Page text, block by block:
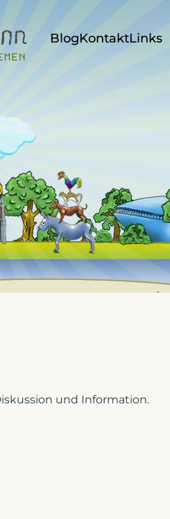
BlogKontaktLinks
und Information.